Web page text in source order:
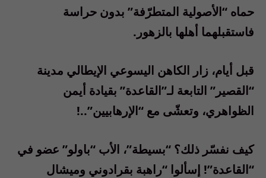
حماه “الأصولية المتطرّفة” بدون حراسة
فاستقبلهما أهلها بالزهور.
قبل أيام، زار الكاهن اليسوعي الإيطالي مدينة
“القصير” التابعة لـ”القاعدة” بقيادة أيمن
الظواهري، وتعشّى مع “الإرهابيين”..!
كيف نفسّر ذلك؟ “بسيطة”، الأب “باولو” عضو في
“القاعدة”! إسألوا “راهبة بقرادوني وميشال